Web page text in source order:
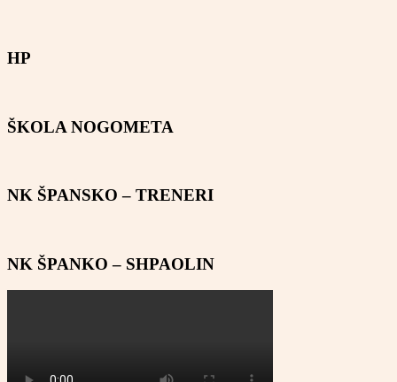
HP
ŠKOLA NOGOMETA
NK ŠPANSKO – TRENERI
NK ŠPANKO – SHPAOLIN